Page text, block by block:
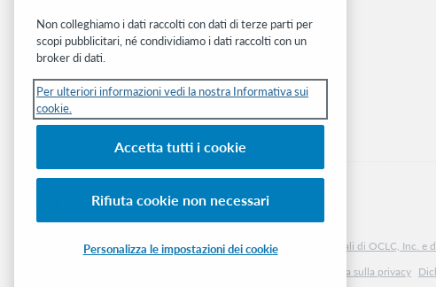
Ricevi gli ultimi aggiornamenti di prodotti,
ricerche, eventi e molto altro direttamente
nella tua casella di posta.
Subscribe now
© 2026 OCLC Marchi e/o marchi di servizio nazionali e internazionali di OCLC, Inc. e
Informativa sulla privacy
Non colleghiamo i dati raccolti con dati di terze parti per
scopi pubblicitari, né condividiamo i dati raccolti con un
broker di dati.
Per ulteriori informazioni vedi la nostra Informativa sui
cookie.
Accetta tutti i cookie
Rifiuta cookie non necessari
Personalizza le impostazioni dei cookie